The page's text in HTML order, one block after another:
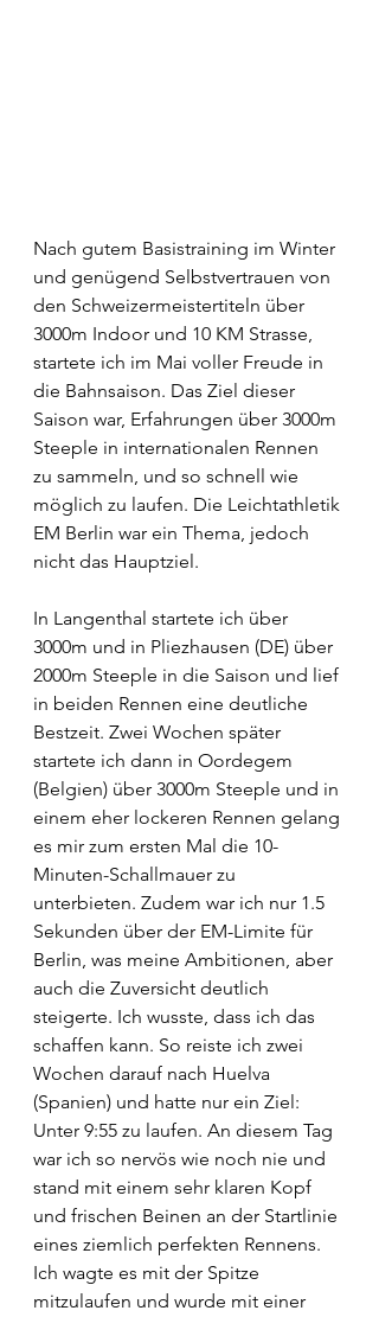
Nach gutem Basistraining im Winter
und genügend Selbstvertrauen von
den Schweizermeistertiteln über
3000m Indoor und 10 KM Strasse,
startete ich im Mai voller Freude in
die Bahnsaison. Das Ziel dieser
Saison war, Erfahrungen über 3000m
Steeple in internationalen Rennen
zu sammeln, und so schnell wie
möglich zu laufen. Die Leichtathletik
EM Berlin war ein Thema, jedoch
nicht das Hauptziel.
In Langenthal startete ich über
3000m und in Pliezhausen (DE) über
2000m Steeple in die Saison und lief
in beiden Rennen eine deutliche
Bestzeit. Zwei Wochen später
startete ich dann in Oordegem
(Belgien) über 3000m Steeple und in
einem eher lockeren Rennen gelang
es mir zum ersten Mal die 10-
Minuten-Schallmauer zu
unterbieten. Zudem war ich nur 1.5
Sekunden über der EM-Limite für
Berlin, was meine Ambitionen, aber
auch die Zuversicht deutlich
steigerte. Ich wusste, dass ich das
schaffen kann. So reiste ich zwei
Wochen darauf nach Huelva
(Spanien) und hatte nur ein Ziel:
Unter 9:55 zu laufen. An diesem Tag
war ich so nervös wie noch nie und
stand mit einem sehr klaren Kopf
und frischen Beinen an der Startlinie
eines ziemlich perfekten Rennens.
Ich wagte es mit der Spitze
mitzulaufen und wurde mit einer